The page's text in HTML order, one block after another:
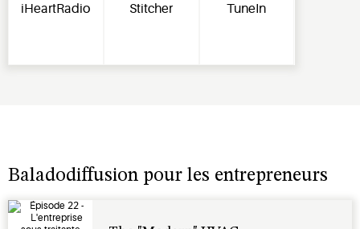
iHeartRadio Stitcher TuneIn
Baladodiffusion pour les entrepreneurs